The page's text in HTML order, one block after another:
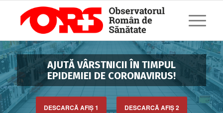
AJUTĂ VÂRSTNICII ÎN TIMPUL
EPIDEMIEI DE CORONAVIRUS!
DESCARCĂ AFIŞ 1 DESCARCĂ AFIŞ 2